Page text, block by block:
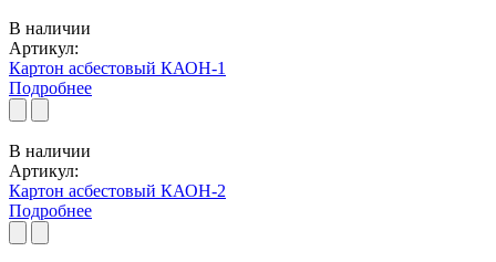
В наличии
Артикул:
Картон асбестовый КАОН-1
Подробнее
В наличии
Артикул:
Картон асбестовый КАОН-2
Подробнее